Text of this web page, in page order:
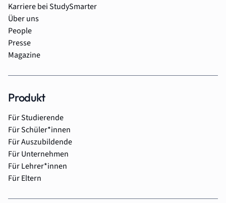
Karriere bei StudySmarter
Über uns
People
Presse
Magazine
Produkt
Für Studierende
Für Schüler*innen
Für Auszubildende
Für Unternehmen
Für Lehrer*innen
Für Eltern